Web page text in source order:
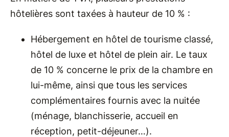
hôtelières sont taxées à hauteur de 10 % :
Hébergement en hôtel de tourisme classé,
hôtel de luxe et hôtel de plein air. Le taux
de 10 % concerne le prix de la chambre en
lui-même, ainsi que tous les services
complémentaires fournis avec la nuitée
(ménage, blanchisserie, accueil en
réception, petit-déjeuner…).